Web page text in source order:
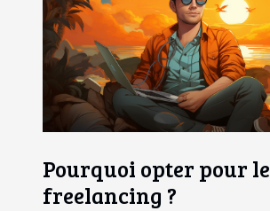
Pourquoi opter pour le
freelancing ?